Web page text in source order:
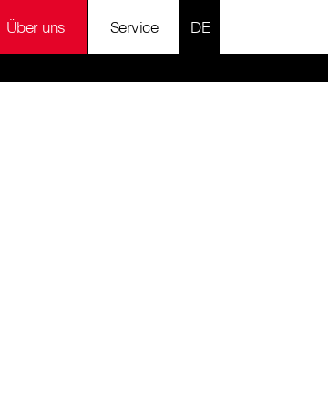
Über uns Service SPRACHE